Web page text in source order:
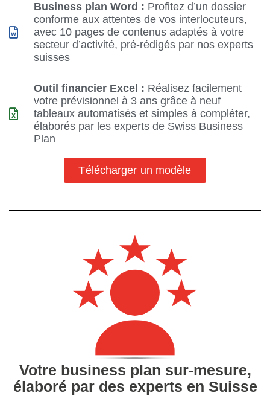
Business plan Word : Profitez d’un dossier
conforme aux attentes de vos interlocuteurs,
avec 10 pages de contenus adaptés à votre
secteur d’activité, pré-rédigés par nos experts
suisses
Outil financier Excel : Réalisez facilement
votre prévisionnel à 3 ans grâce à neuf
tableaux automatisés et simples à compléter,
élaborés par les experts de Swiss Business
Plan
Télécharger un modèle
Votre business plan sur-mesure,
élaboré par des experts en Suisse